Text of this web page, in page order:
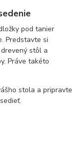
pod tanier
Predstavte si
stôl a
Práve takéto
stola a pripravte